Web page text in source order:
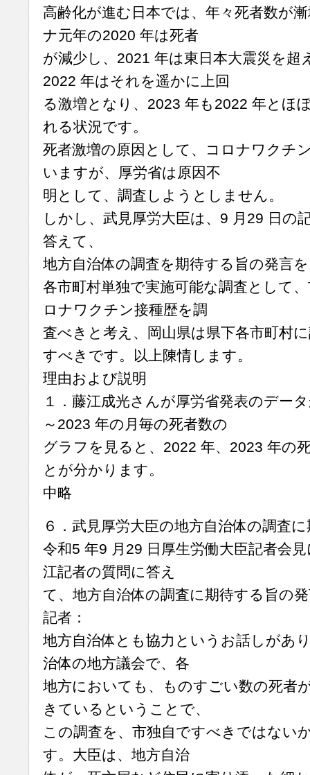
高齢化が進む日本では、年々死者数が
ナ元年の2020 年は死者
が減少し、2021 年は東日本大震災を超
2022 年はそれを遥かに上回
る激増となり、2023 年も2022 年とほ
れる状況です。
死者激増の原因として、コロナワクチ
いますが、厚労省は原因不
明として、調査しようとしません。
しかし、武見厚労大臣は、9 月29 日の
答えて、
地方自治体の調査を期待する旨の発言
各市町村単独で実施可能な調査として
ロナワクチン接種歴を調
査べきと考え、岡山県は県下各市町村
すべきです。以上陳情します。
理由および説明
１．藤江成光さんが厚労省発表のデー
～2023 年の月毎の死者数の
グラフを見ると、2022 年、2023 年の
とが分かります。
中略
６．武見厚労大臣の地方自治体の調査
令和5 年9 月29 日厚生労働大臣記者会
江記者の質問に答え
て、地方自治体の調査に期待する旨の
記者：
地方自治体とも協力というお話しがあ
治体の地方議会で、各
地方においても、ものすごい数の死者
きているということで、
この調査を、市独自ですべきではない
す。大臣は、地方自治